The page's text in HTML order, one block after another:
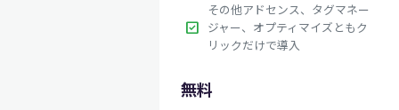
check_box
その他アドセンス、タグマネー
ジャー、オプティマイズともク
リックだけで導入
無料